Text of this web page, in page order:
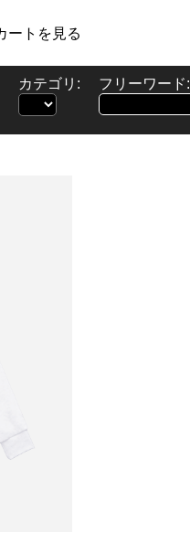
ートを見る
カテゴリ:
フリーワード: